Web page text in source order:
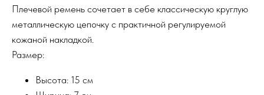
Плечевой ремень сочетает в себе классическую круглую
металлическую цепочку с практичной регулируемой
кожаной накладкой.
Размер:
Высота: 15 см